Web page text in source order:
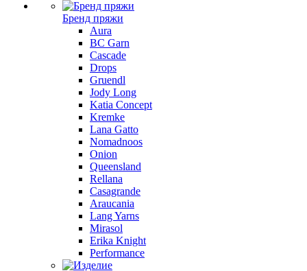
Бренд пряжи
Aura
BC Garn
Cascade
Drops
Gruendl
Jody Long
Katia Concept
Kremke
Lana Gatto
Nomadnoos
Onion
Queensland
Rellana
Casagrande
Araucania
Lang Yarns
Mirasol
Erika Knight
Performance